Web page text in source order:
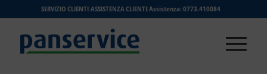
SERVIZIO CLIENTI ASSISTENZA CLIENTI Assistenza: 0773.410084